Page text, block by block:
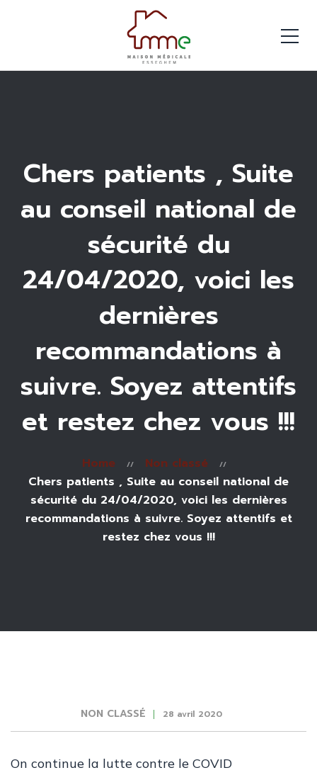
Chers patients , Suite
au conseil national de
sécurité du
24/04/2020, voici les
dernières
recommandations à
suivre. Soyez attentifs
et restez chez vous !!!
Home
Non classé
Chers patients , Suite au conseil national de
sécurité du 24/04/2020, voici les dernières
recommandations à suivre. Soyez attentifs et
restez chez vous !!!
NON CLASSÉ 28 avril 2020
On continue la lutte contre le COVID